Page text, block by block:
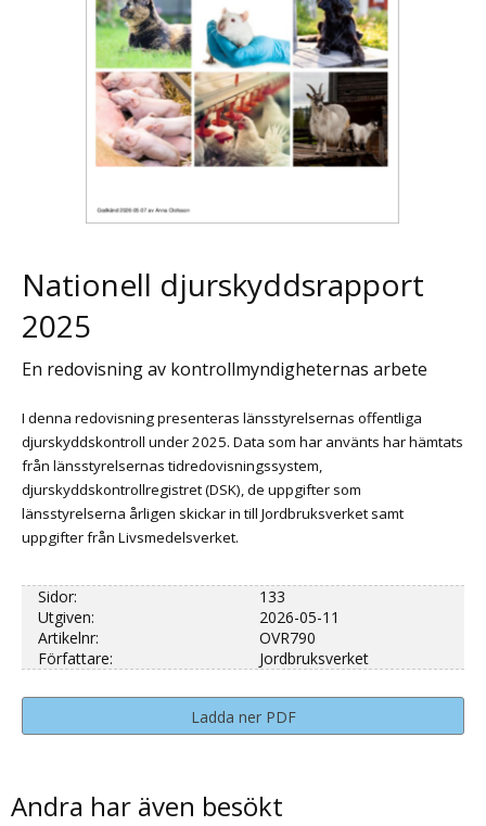
Nationell djurskyddsrapport
2025
En redovisning av kontrollmyndigheternas arbete
I denna redovisning presenteras länsstyrelsernas offentliga
djurskyddskontroll under 2025. Data som har använts har hämtats
från länsstyrelsernas tidredovisningssystem,
djurskyddskontrollregistret (DSK), de uppgifter som
länsstyrelserna årligen skickar in till Jordbruksverket samt
uppgifter från Livsmedelsverket.
Ladda ner PDF
Sidor:
133
Utgiven:
2026-05-11
Artikelnr:
OVR790
Författare:
Jordbruksverket
Andra har även besökt